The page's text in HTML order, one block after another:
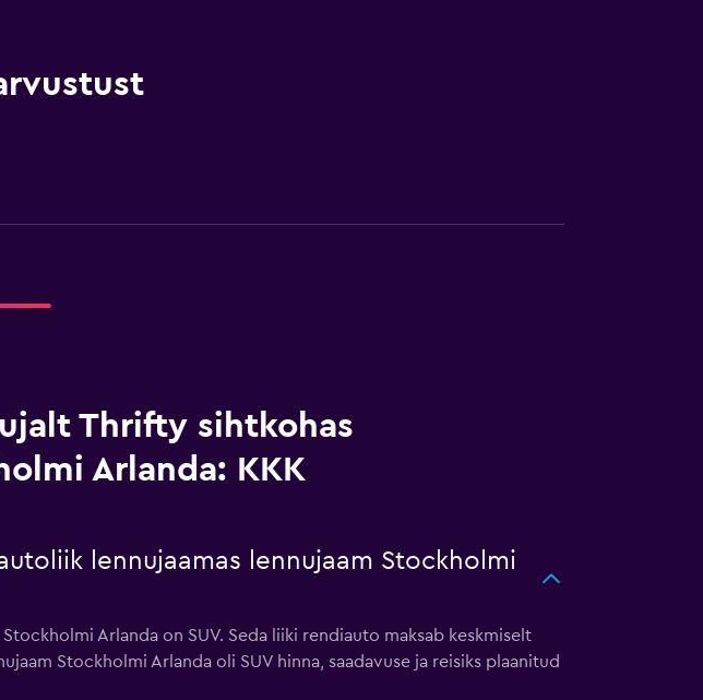
Thrifty sihtkohas
Arlanda: KKK
lennujaamas lennujaam Stockholmi
Arlanda on SUV. Seda liiki rendiauto maksab keskmiselt
Stockholmi Arlanda oli SUV hinna, saadavuse ja reisiks plaanitud